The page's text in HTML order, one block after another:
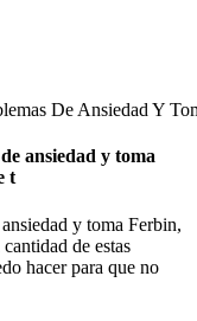
De Ansiedad Y
ansiedad y toma
t
y toma Ferbin,
de estas
hacer para que no